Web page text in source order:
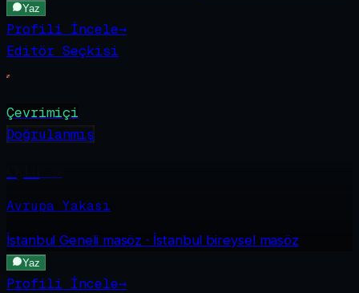
Yaz
Profili İncele→
Editör Seçkisi
Çevrimiçi
Doğrulanmış
Avrupa Yakası
İstanbul Genelimasöz · İstanbul bireysel masöz
Yaz
Profili İncele→